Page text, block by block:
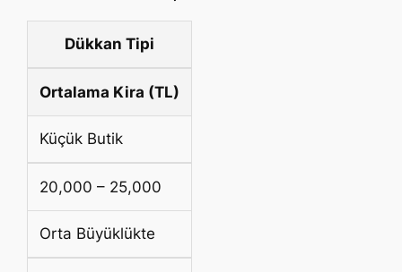
Dükkan Tipi
Ortalama Kira (TL)
Küçük Butik
20,000 – 25,000
Orta Büyüklükte